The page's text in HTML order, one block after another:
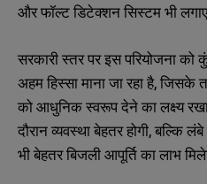
और फॉल्ट डिटेक्शन सिस्टम भी
सरकारी स्तर पर इस परियोजना
अहम हिस्सा माना जा रहा है,
को आधुनिक स्वरूप देने का लक्ष्य
दौरान व्यवस्था बेहतर होगी, बल्कि
भी बेहतर बिजली आपूर्ति का लाभ